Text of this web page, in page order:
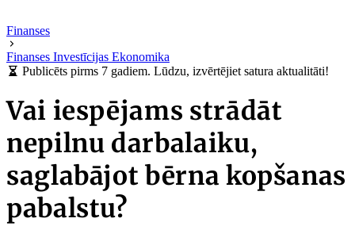
Finanses
Finanses Investīcijas Ekonomika
Publicēts pirms 7 gadiem. Lūdzu, izvērtējiet satura aktualitāti!
Vai iespējams strādāt
nepilnu darbalaiku,
saglabājot bērna kopšanas
pabalstu?